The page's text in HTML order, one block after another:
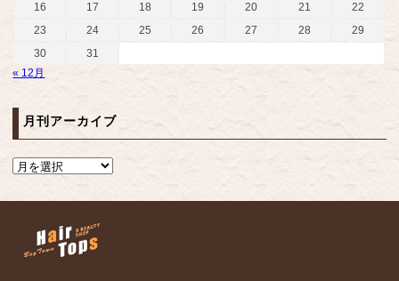
16
17 18 19 20 21
22
23
24 25 26 27 28
29
30
31
« 12月
月刊アーカイブ